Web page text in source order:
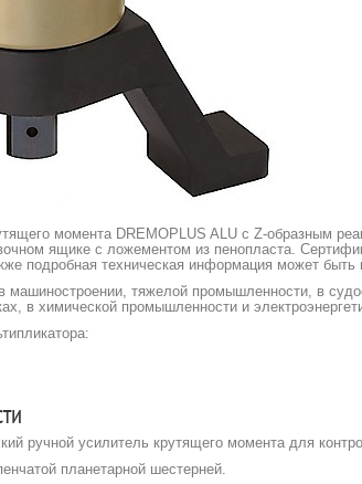
момента DREMOPLUS ALU с Z-образным
ящике с ложементом из пенопласта.
подробная техническая информация может быть
машиностроении, тяжелой промышленности, в
в химической промышленности и
ручной усилитель крутящего момента для
планетарной шестерней.